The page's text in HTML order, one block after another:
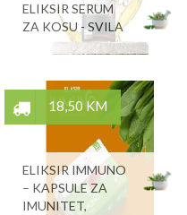
ELIKSIR SERUM
ZA KOSU - SVILA
18,50 KM
ELIKSIR IMMUNO
– KAPSULE ZA
IMUNITET,